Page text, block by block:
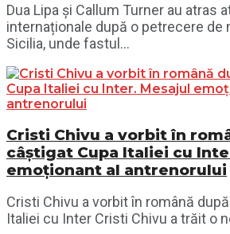
Dua Lipa și Callum Turner au atras
internaționale după o petrecere de
Sicilia, unde fastul...
Cristi Chivu a vorbit în
câștigat Cupa Italiei cu
emoționant al antrenorului
Cristi Chivu a vorbit în română
Italiei cu Inter Cristi Chivu a trăit o